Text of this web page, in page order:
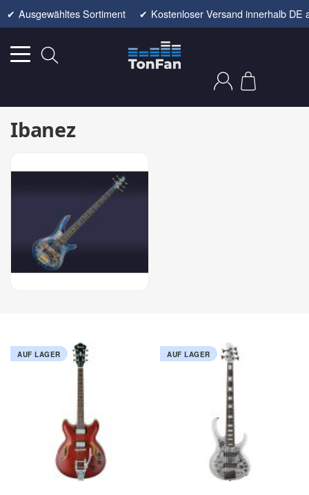
✔ Ausgewähltes Sortiment ✔ Kostenloser Versand innerhalb DE
Ibanez
AUF LAGER AUF LAGER